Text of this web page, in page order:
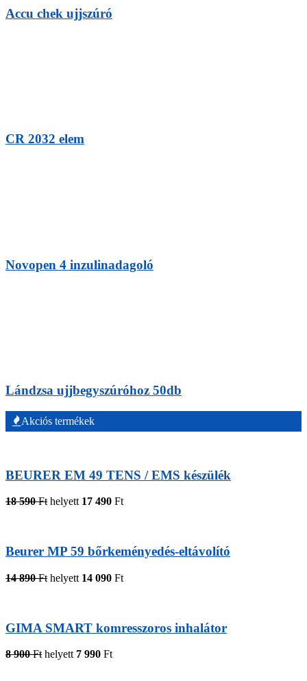
Accu chek ujjszúró
CR 2032 elem
Novopen 4 inzulinadagoló
Lándzsa ujjbegyszúróhoz 50db
Akciós termékek
BEURER EM 49 TENS / EMS készülék
18 590 Fthelyett 17 490 Ft
Beurer MP 59 bőrkeményedés-eltávolító
14 890 Ft helyett 14 090 Ft
GIMA SMART komresszoros inhalátor
8 900 Ft helyett 7 990 Ft